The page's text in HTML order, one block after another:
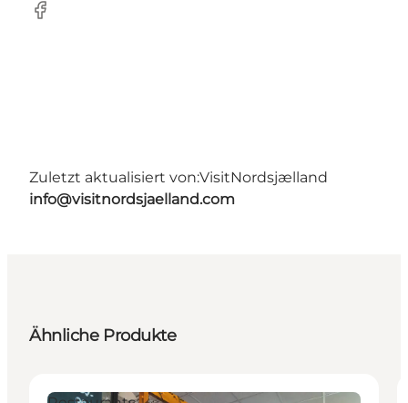
Facebook
Zuletzt aktualisiert von:VisitNordsjælland
info@visitnordsjaelland.com
Ähnliche Produkte